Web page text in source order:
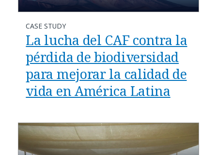
CASE STUDY
La lucha del CAF contra la
pérdida de biodiversidad
para mejorar la calidad de
vida en América Latina